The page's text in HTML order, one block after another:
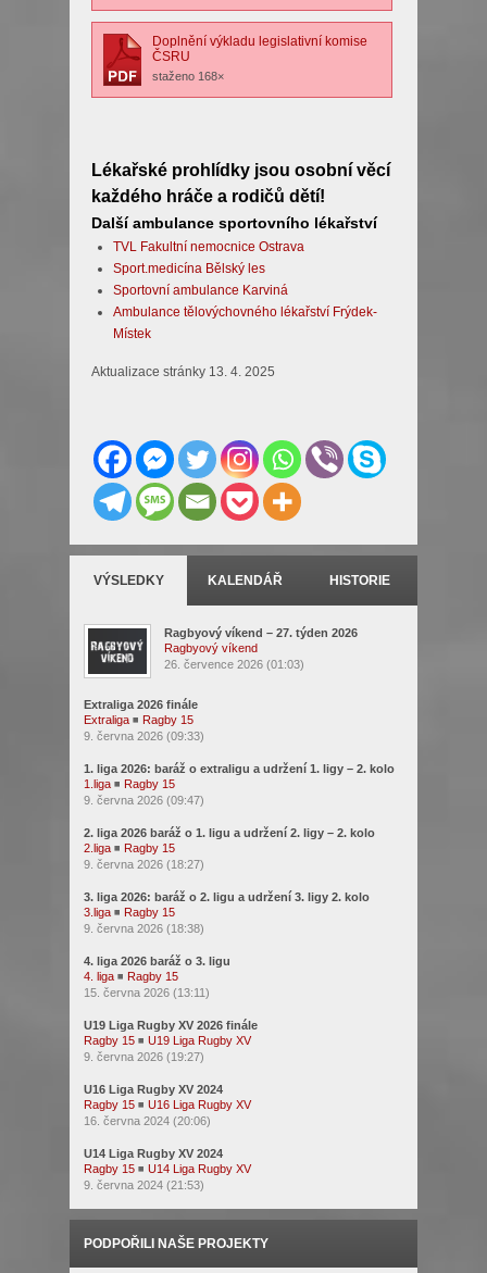
Doplnění výkladu legislativní komise
ČSRU
staženo 168×
Lékařské prohlídky jsou osobní věcí
každého hráče a rodičů dětí!
Další ambulance sportovního lékařství
TVL Fakultní nemocnice Ostrava
Sport.medicína Bělský les
Sportovní ambulance Karviná
Ambulance tělovýchovného lékařství Frýdek-
Místek
Aktualizace stránky 13. 4. 2025
VÝSLEDKY KALENDÁŘ HISTORIE
Ragbyový víkend – 27. týden 2026
Ragbyový víkend
26. července 2026 (01:03)
Extraliga 2026 finále
Extraliga ◾ Ragby 15
9. června 2026 (09:33)
1. liga 2026: baráž o extraligu a udržení 1. ligy – 2. kolo
1.liga ◾ Ragby 15
9. června 2026 (09:47)
2. liga 2026 baráž o 1. ligu a udržení 2. ligy – 2. kolo
2.liga ◾ Ragby 15
9. června 2026 (18:27)
3. liga 2026: baráž o 2. ligu a udržení 3. ligy 2. kolo
3.liga ◾ Ragby 15
9. června 2026 (18:38)
4. liga 2026 baráž o 3. ligu
4. liga ◾ Ragby 15
15. června 2026 (13:11)
U19 Liga Rugby XV 2026 finále
Ragby 15 ◾ U19 Liga Rugby XV
9. června 2026 (19:27)
U16 Liga Rugby XV 2024
Ragby 15 ◾ U16 Liga Rugby XV
16. června 2024 (20:06)
U14 Liga Rugby XV 2024
Ragby 15 ◾ U14 Liga Rugby XV
9. června 2024 (21:53)
PODPOŘILI NAŠE PROJEKTY